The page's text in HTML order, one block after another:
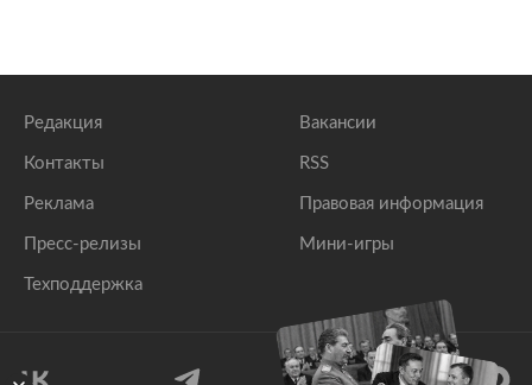
Редакция
Контакты
Реклама
Пресс-релизы
Техподдержка
Вакансии
RSS
Правовая информация
Мини-игры